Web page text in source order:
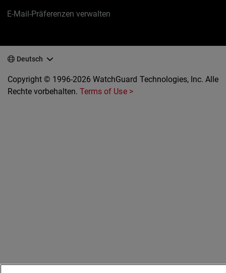
E-Mail-Präferenzen verwalten
Deutsch
Copyright © 1996-2026 WatchGuard Technologies, Inc. Alle
Rechte vorbehalten.Terms of Use >